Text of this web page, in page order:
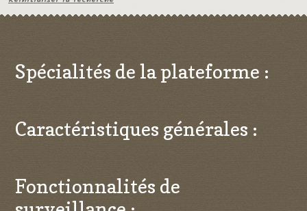
Spécialités de la plateforme :
Caractéristiques générales :
Fonctionnalités de